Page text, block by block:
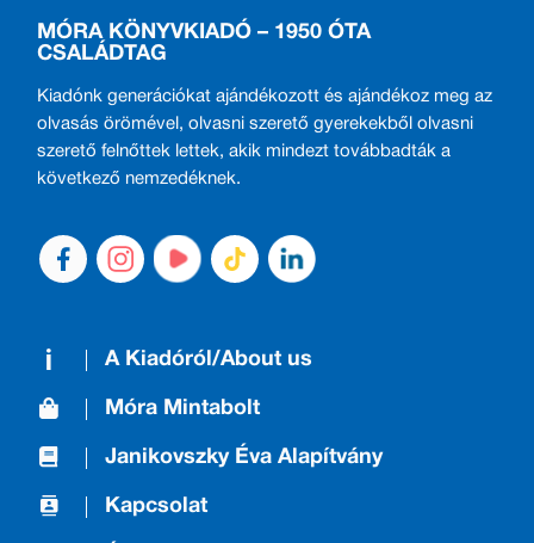
MÓRA KÖNYVKIADÓ – 1950 ÓTA
CSALÁDTAG
Kiadónk generációkat ajándékozott és ajándékoz meg az
olvasás örömével, olvasni szerető gyerekekből olvasni
szerető felnőttek lettek, akik mindezt továbbadták a
következő nemzedéknek.
A Kiadóról/About us
Móra Mintabolt
Janikovszky Éva Alapítvány
Kapcsolat